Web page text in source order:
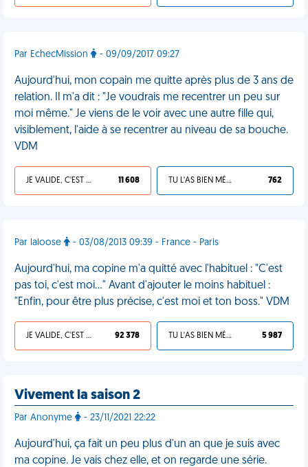
Par EchecMission - 09/09/2017 09:27
Aujourd'hui, mon copain me quitte après plus de 3 ans de
relation. Il m'a dit : "Je voudrais me recentrer un peu sur
moi même." Je viens de le voir avec une autre fille qui,
visiblement, l'aide à se recentrer au niveau de sa bouche.
VDM
JE VALIDE, C'EST UNE VDM 11 608 TU L'AS BIEN MÉRITÉ 762
Par laloose - 03/08/2013 09:39 - France - Paris
Aujourd'hui, ma copine m'a quitté avec l'habituel : "C'est
pas toi, c'est moi..." Avant d'ajouter le moins habituel :
"Enfin, pour être plus précise, c'est moi et ton boss." VDM
JE VALIDE, C'EST UNE VDM 92 378 TU L'AS BIEN MÉRITÉ 5 987
Vivement la saison 2
Par Anonyme - 23/11/2021 22:22
Aujourd'hui, ça fait un peu plus d'un an que je suis avec
ma copine. Je vais chez elle, et on regarde une série.